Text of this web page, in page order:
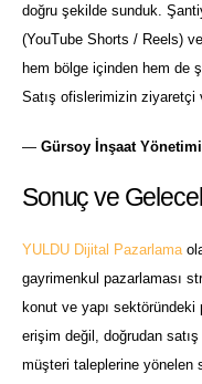
doğru şekilde sunduk.
(YouTube Shorts / Reels)
hem bölge içinden hem de
Satış ofislerimizin ziyaretçi
— Gürsoy İnşaat Yönetimi
Sonuç ve
YULDU Dijital Pazarlama
gayrimenkul pazarlaması
konut ve yapı
erişim değil, doğrudan
müşteri taleplerine yönelen